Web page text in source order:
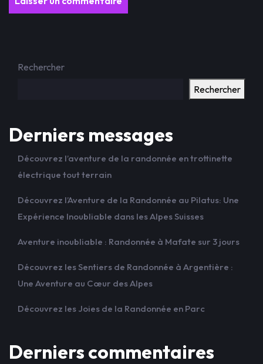
Rechercher
Rechercher
Derniers messages
Découvrez l’aventure de la randonnée en trottinette
électrique tout terrain
Découvrez l’Aventure de la Randonnée au Pilatus: Une
Expérience Inoubliable dans les Alpes Suisses
Aventure inoubliable : Randonnée à Mafate sur 3 jours
Découvrez les Sentiers de Randonnée à Argentière :
Une Aventure au Cœur des Alpes
Découvrez les Joies de la Randonnée en Parc
Derniers commentaires